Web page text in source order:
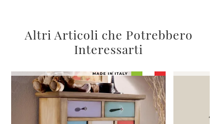
Altri Articoli che Potrebbero
Interessarti